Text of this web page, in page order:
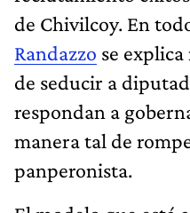
de Chivilcoy. En
Randazzo se
de seducir a
respondan a
manera tal de
panperonista.